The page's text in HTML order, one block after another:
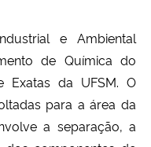
e Ambiental
de Química do
Exatas da UFSM. O
para a área da
a separação, a